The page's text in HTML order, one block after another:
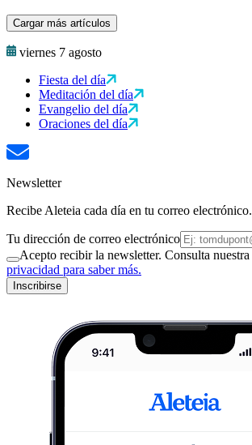
Cargar más artículos
viernes 7 agosto
Fiesta del día
Meditación del día
Evangelio del día
Oraciones del día
Newsletter
Recibe Aleteia cada día en tu correo electrónico.
Tu dirección de correo electrónico
Acepto recibir la newsletter. Consulta nuestra
privacidad para saber más.
Inscribirse